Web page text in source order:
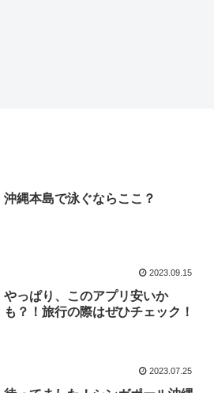
沖縄本島で泳ぐならここ？
2023.09.15
やっぱり、このアプリ安いか
も？！旅行の際はぜひチェック！
2023.07.25